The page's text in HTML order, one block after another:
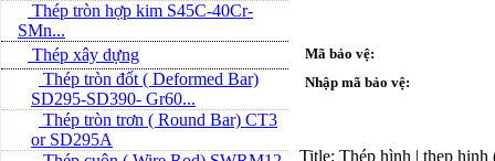
Thép tròn hợp kim S45C-40Cr-
SMn...
Thép xây dựng
Thép tròn đốt ( Deformed Bar)
SD295-SD390- Gr60...
Thép tròn trơn ( Round Bar) CT3
or SD295A
Mã bảo vệ:
Nhập mã bảo vệ:
Title: Thép hình | thep